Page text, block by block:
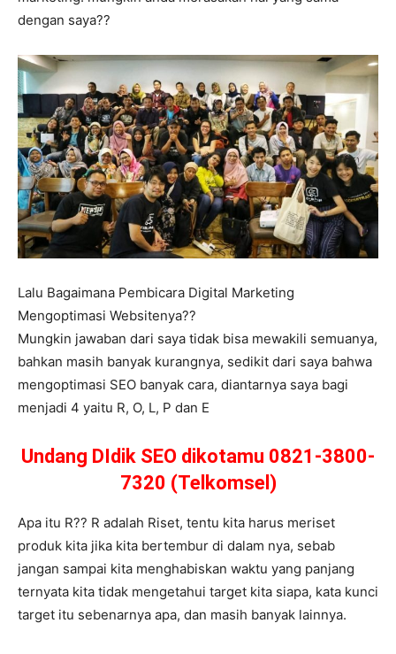
dengan saya??
Lalu Bagaimana Pembicara Digital Marketing
Mengoptimasi Websitenya??
Mungkin jawaban dari saya tidak bisa mewakili semuanya,
bahkan masih banyak kurangnya, sedikit dari saya bahwa
mengoptimasi SEO banyak cara, diantarnya saya bagi
menjadi 4 yaitu R, O, L, P dan E
Undang DIdik SEO dikotamu 0821-3800-
7320 (Telkomsel)
Apa itu R?? R adalah Riset, tentu kita harus meriset
produk kita jika kita bertembur di dalam nya, sebab
jangan sampai kita menghabiskan waktu yang panjang
ternyata kita tidak mengetahui target kita siapa, kata kunci
target itu sebenarnya apa, dan masih banyak lainnya.